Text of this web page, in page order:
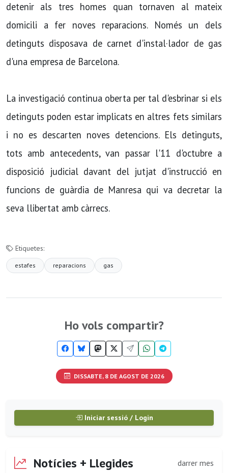
detenir als tres homes quan tornaven al mateix
domicili a fer noves reparacions. Només un dels
detinguts disposava de carnet d'instal·lador de gas
d'una empresa de Barcelona.
La investigació continua oberta per tal d'esbrinar si els
detinguts poden estar implicats en altres fets similars
i no es descarten noves detencions. Els detinguts,
tots amb antecedents, van passar l'11 d'octubre a
disposició judicial davant del jutjat d'instrucció en
funcions de guàrdia de Manresa qui va decretar la
seva llibertat amb càrrecs.
Etiquetes:
estafes reparacions gas
Ho vols compartir?
DISSABTE, 8 DE AGOST DE 2026
Iniciar sessió / Login
Notícies + Llegides darrer mes